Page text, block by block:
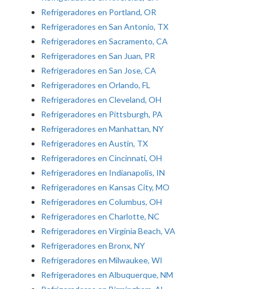
Refrigeradores en Portland, OR
Refrigeradores en San Antonio, TX
Refrigeradores en Sacramento, CA
Refrigeradores en San Juan, PR
Refrigeradores en San Jose, CA
Refrigeradores en Orlando, FL
Refrigeradores en Cleveland, OH
Refrigeradores en Pittsburgh, PA
Refrigeradores en Manhattan, NY
Refrigeradores en Austin, TX
Refrigeradores en Cincinnati, OH
Refrigeradores en Indianapolis, IN
Refrigeradores en Kansas City, MO
Refrigeradores en Columbus, OH
Refrigeradores en Charlotte, NC
Refrigeradores en Virginia Beach, VA
Refrigeradores en Bronx, NY
Refrigeradores en Milwaukee, WI
Refrigeradores en Albuquerque, NM